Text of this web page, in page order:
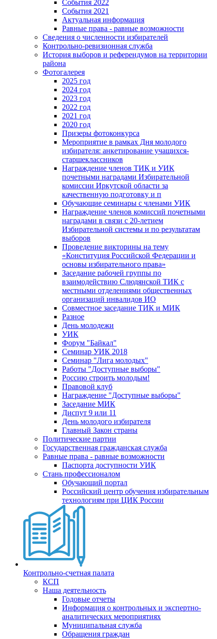
События 2022
События 2021
Актуальная информация
Равные права - равные возможности
Сведения о численности избирателей
Контрольно-ревизионная служба
История выборов и референдумов на территории
района
Фотогалерея
2025 год
2024 год
2023 год
2022 год
2021 год
2020 год
Призеры фотоконкурса
Мероприятие в рамках Дня молодого
избирателя: анкетирование учащихся-
старшеклассников
Награждение членов ТИК и УИК
почетными наградами Избирательной
комиссии Иркутской области за
качественную подготовку и п
Обучающие семинары с членами УИК
Награждение членов комиссий почетными
наградами в связи с 20-летием
Избирательной системы и по результатам
выборов
Проведение викторины на тему
«Конституция Российской Федерации и
основы избирательного права»
Заседание рабочей группы по
взаимодействию Слюдянской ТИК с
местными отделениями общественных
организаций инвалидов ИО
Совместное заседание ТИК и МИК
Разное
День молодежи
УИК
Форум "Байкал"
Семинар УИК 2018
Семинар "Лига молодых"
Работы "Доступные выборы"
Россию строить молодым!
Правовой клуб
Награждение "Доступные выборы"
Заседание МИК
Диспут 9 или 11
День молодого избирателя
Главный Закон страны
Политические партии
Государственная гражданская служба
Равные права - равные возможности
Паспорта доступности УИК
Стань профессионалом
Обучающий портал
Российский центр обучения избирательным
технологиям при ЦИК России
Контрольно-счетная палата
КСП
Наша деятельность
Годовые отчеты
Информация о контрольных и экспертно-
аналитических мероприятиях
Муниципальная служба
Обращения граждан